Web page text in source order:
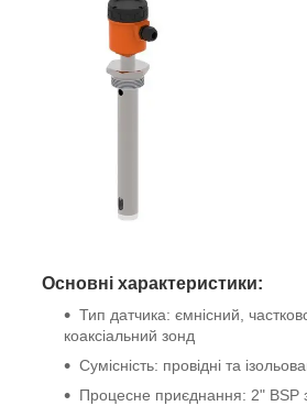
Основні характеристики:
Тип датчика: ємнісний,
коаксіальний зонд
Сумісність: провідні та
Процесне приєднання: 2" BSP